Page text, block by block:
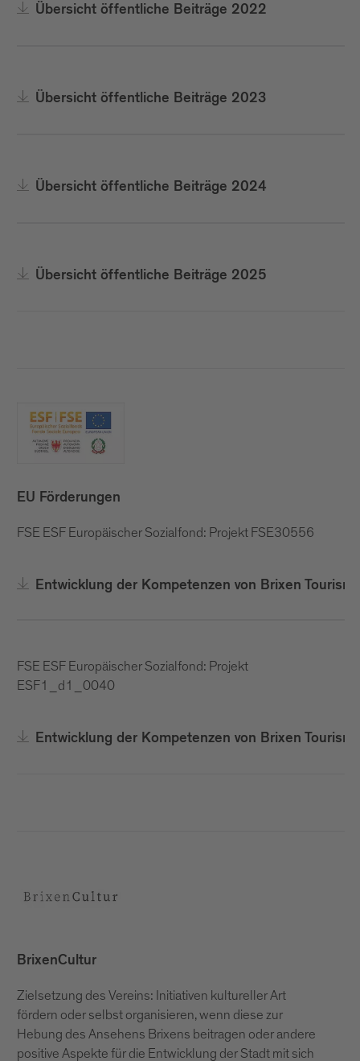
Übersicht öffentliche Beiträge 2022
Übersicht öffentliche Beiträge 2023
Übersicht öffentliche Beiträge 2024
Übersicht öffentliche Beiträge 2025
EU Förderungen
FSE ESF Europäischer Sozialfond: Projekt FSE30556
Entwicklung der Kompetenzen von Brixen
FSE ESF Europäischer Sozialfond: Projekt
ESF1_d1_0040
Entwicklung der Kompetenzen von Brixen
BrixenCultur
Zielsetzung des Vereins: Initiativen kultureller Art
fördern oder selbst organisieren, wenn diese zur
Hebung des Ansehens Brixens beitragen oder andere
positive Aspekte für die Entwicklung der Stadt mit sich